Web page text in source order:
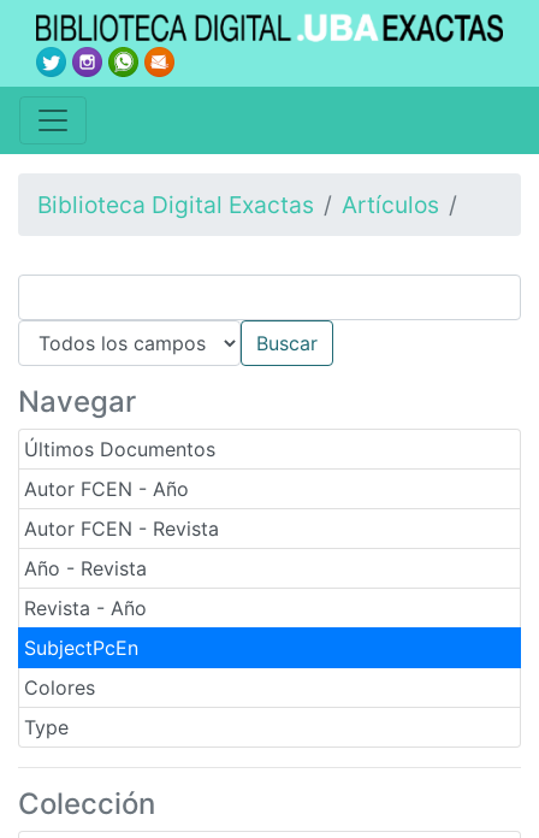
Biblioteca Digital Exactas Artículos
Navegar
Últimos Documentos
Autor FCEN - Año
Autor FCEN - Revista
Año - Revista
Revista - Año
SubjectPcEn
Colores
Type
Colección